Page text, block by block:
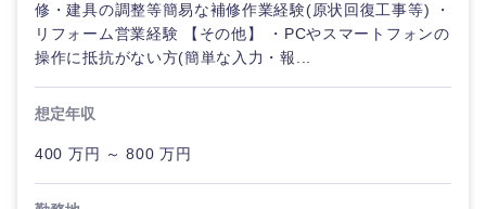
岐阜県 静岡県
愛知県
修・建具の調整等簡易な補修作業経験(原状回復工事等) ・
リフォーム営業経験 【その他】 ・PCやスマートフォンの
操作に抵抗がない方(簡単な入力・報...
想定年収
400 万円 ～ 800 万円